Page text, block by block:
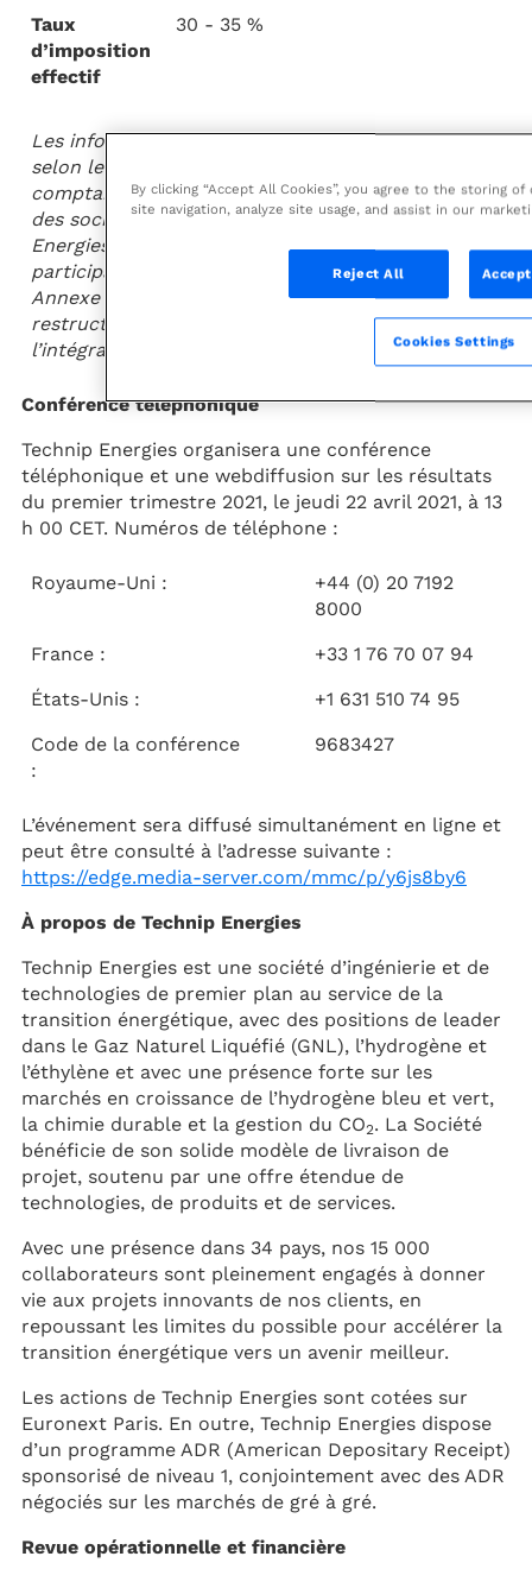
Taux
d’imposition
effectif
30 - 35 %
Les informations financières sont présentées
selon le référentiel IFRS ajusté, qui prévoit la
comptabilisation de la quote-part proportionnelle
des sociétés mises en équivalence de Technip
Energies, le retraitement de la quote-part liée aux
participations ne donnant pas le contrôle (voir
Annexe 9.0), et l’exclusion des dépenses de
restructuration, des coûts relatifs à la fusion et
l’intégration, et des frais de litige.
Conférence téléphonique
Technip Energies organisera une conférence
téléphonique et une webdiffusion sur les résultats
du premier trimestre 2021, le jeudi 22 avril 2021, à 13
h 00 CET. Numéros de téléphone :
Royaume-Uni :
+44 (0) 20 7192
8000
France :
+33 1 76 70 07 94
États-Unis :
+1 631 510 74 95
Code de la conférence
:
9683427
L’événement sera diffusé simultanément en ligne et
peut être consulté à l’adresse suivante :
https://edge.media-server.com/mmc/p/y6js8by6
À propos de Technip Energies
Technip Energies est une société d’ingénierie et de
technologies de premier plan au service de la
transition énergétique, avec des positions de leader
dans le Gaz Naturel Liquéfié (GNL), l’hydrogène et
l’éthylène et avec une présence forte sur les
marchés en croissance de l’hydrogène bleu et vert,
la chimie durable et la gestion du CO2. La Société
bénéficie de son solide modèle de livraison de
projet, soutenu par une offre étendue de
technologies, de produits et de services.
Avec une présence dans 34 pays, nos 15 000
collaborateurs sont pleinement engagés à donner
vie aux projets innovants de nos clients, en
repoussant les limites du possible pour accélérer la
transition énergétique vers un avenir meilleur.
Les actions de Technip Energies sont cotées sur
Euronext Paris. En outre, Technip Energies dispose
d’un programme ADR (American Depositary Receipt)
sponsorisé de niveau 1, conjointement avec des ADR
négociés sur les marchés de gré à gré.
Revue opérationnelle et financière
By clicking “Accept All Cookies”, you agree to the storing
site navigation, analyze site usage, and assist in our
Reject All
Cookies Settings